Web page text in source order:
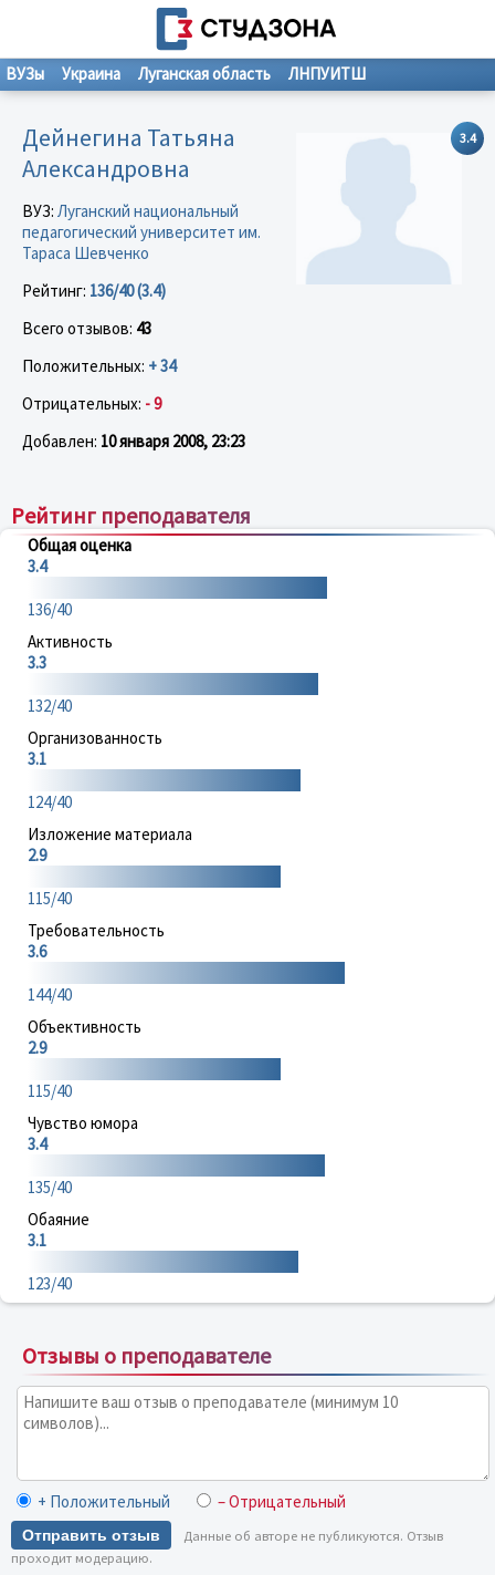
ВУЗы Украина Луганская область ЛНПУИТШ
3.4
Дейнегина Татьяна
Александровна
ВУЗ: Луганский национальный
педагогический университет им.
Тараса Шевченко
Рейтинг: 136/40 (3.4)
Всего отзывов: 43
Положительных: + 34
Отрицательных: - 9
Добавлен: 10 января 2008, 23:23
Рейтинг преподавателя
Общая оценка
3.4
136/40
Активность
3.3
132/40
Организованность
3.1
124/40
Изложение материала
2.9
115/40
Требовательность
3.6
144/40
Объективность
2.9
115/40
Чувство юмора
3.4
135/40
Обаяние
3.1
123/40
Отзывы о преподавателе
+ Положительный – Отрицательный
Отправить отзыв
Данные об авторе не публикуются. Отзыв
проходит модерацию.